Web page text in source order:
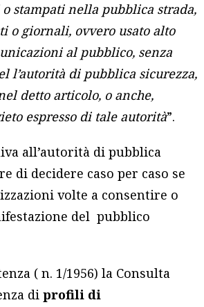
stampati nella pubblica strada,
o giornali, ovvero usato alto
al pubblico, senza
l’autorità di pubblica sicurezza,
detto articolo, o anche,
espresso di tale autorità”.
all’autorità di pubblica
di decidere caso per caso se
volte a consentire o
del pubblico
( n. 1/1956) la Consulta
di profili di